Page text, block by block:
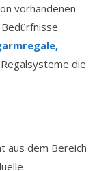
vorhandenen
die
aus dem Bereich